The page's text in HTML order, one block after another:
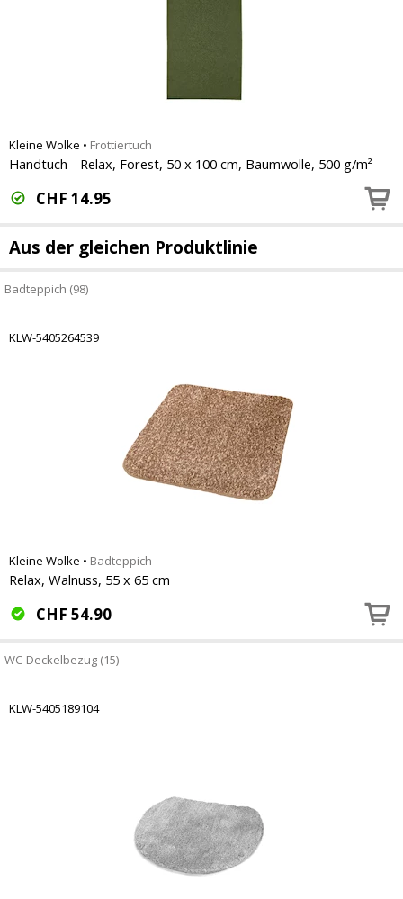
Kleine Wolke • Frottiertuch
Handtuch - Relax, Forest, 50 x 100 cm, Baumwolle, 500 g/m²
CHF 14.95
Aus der gleichen Produktlinie
Badteppich (98)
KLW-5405264539
Kleine Wolke • Badteppich
Relax, Walnuss, 55 x 65 cm
CHF 54.90
WC-Deckelbezug (15)
KLW-5405189104